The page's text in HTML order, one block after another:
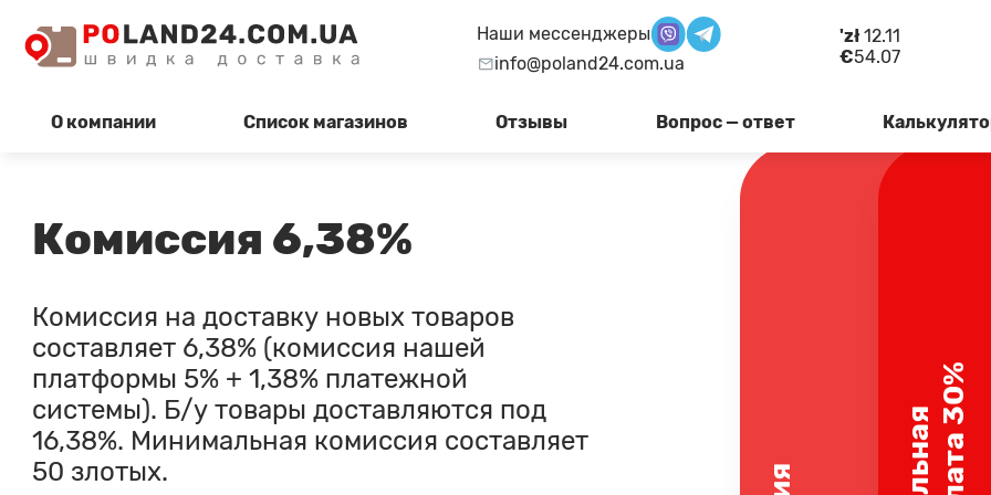
Наши мессенджеры
info@poland24.com.ua
'zł 12.11
€54.07
О компании Список магазинов Отзывы Вопрос — ответ
Комиссия 6,38%
Комиссия на доставку новых товаров
составляет 6,38% (комиссия нашей
платформы 5% + 1,38% платежной
системы). Б/у товары доставляются под
16,38%. Минимальная комиссия составляет
50 злотых.
Для заказов стоимостью
злотых предоплата
Остаток можно оплатить
заказа по Украине. Б/у товары